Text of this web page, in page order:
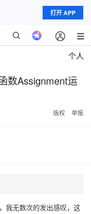
打开 APP
个人
数Assignment运
版权 举报
我无数次的发出感叹，这